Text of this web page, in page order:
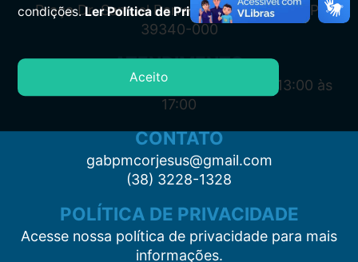
Praça Dr. Samuel Barreto, s/n, Centro CEP:
39340-000
ATENDIMENTO
Segunda à Sexta: 7:00 às 11:00 e das 13:00 às
17:00
CONTATO
gabpmcorjesus@gmail.com
(38) 3228-1328
POLÍTICA DE PRIVACIDADE
Acesse nossa política de privacidade para mais
informações.
condições.Ler Política de Privacidade.
Aceito